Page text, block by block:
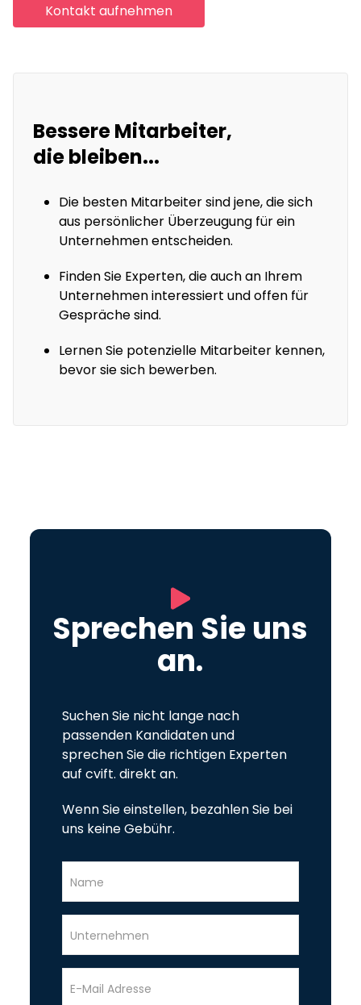
Kontakt aufnehmen
Bessere Mitarbeiter,
die bleiben...
Die besten Mitarbeiter sind jene, die sich
aus persönlicher Überzeugung für ein
Unternehmen entscheiden.
Finden Sie Experten, die auch an Ihrem
Unternehmen interessiert und offen für
Gespräche sind.
Lernen Sie potenzielle Mitarbeiter kennen,
bevor sie sich bewerben.
Sprechen Sie uns
an.
Suchen Sie nicht lange nach
passenden Kandidaten und
sprechen Sie die richtigen Experten
auf cvift. direkt an.
Wenn Sie einstellen, bezahlen Sie bei
uns keine Gebühr.
Name
Unternehmen
E-Mail Adresse